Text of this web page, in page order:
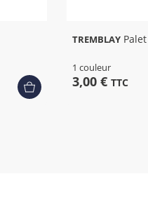
TREMBLAY
1 couleur
3,00 €TTC